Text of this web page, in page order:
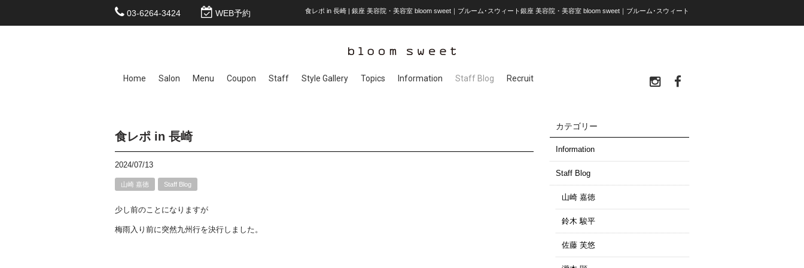
03-6264-3424 WEB予約 食レポ in 長崎 | 銀座 美容院・美容室 bloom sweet｜ブルーム･スウィート銀座 美容院・美容室 bloom sweet｜ブルーム･スウィート
Home Salon Menu Coupon Staff Style Gallery Topics Information Staff Blog Recruit
食レポ in 長崎
2024/07/13
山崎 嘉徳 Staff Blog
少し前のことになりますが
梅雨入り前に突然九州行を決行しました。
カテゴリー
Information
Staff Blog
山崎 嘉徳
鈴木 駿平
佐藤 芙悠